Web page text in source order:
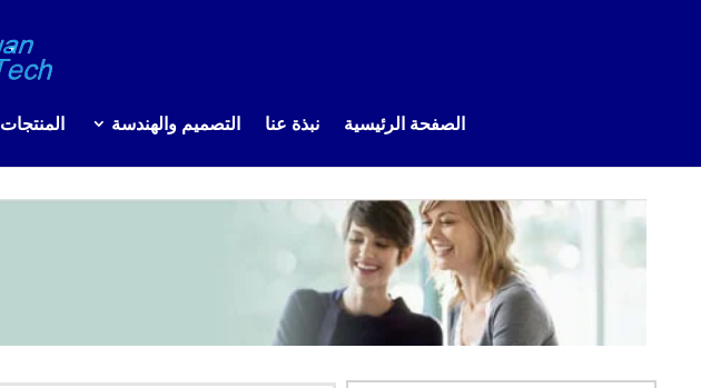
الصفحة الرئيسية نبذة عنا التصميم والهندسة المنتجات